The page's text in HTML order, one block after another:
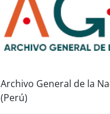
Archivo General de la
(Perú)